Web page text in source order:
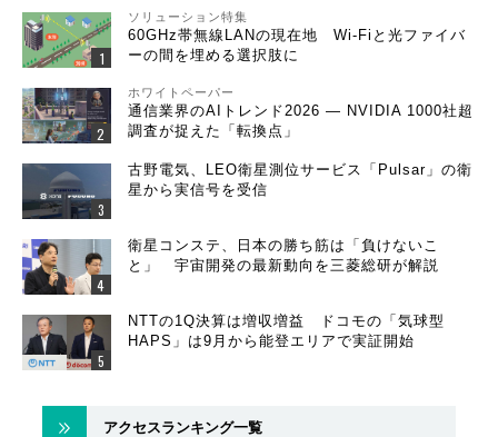
ソリューション特集
60GHz帯無線LANの現在地 Wi-Fiと光ファイバ
ーの間を埋める選択肢に
ホワイトペーパー
通信業界のAIトレンド2026 ― NVIDIA 1000社超
調査が捉えた「転換点」
古野電気、LEO衛星測位サービス「Pulsar」の衛
星から実信号を受信
衛星コンステ、日本の勝ち筋は「負けないこ
と」 宇宙開発の最新動向を三菱総研が解説
NTTの1Q決算は増収増益 ドコモの「気球型
HAPS」は9月から能登エリアで実証開始
アクセスランキング一覧